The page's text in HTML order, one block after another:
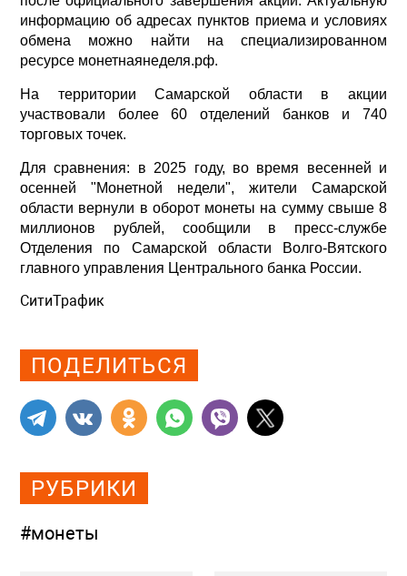
информацию об адресах пунктов приема и условиях
обмена можно найти на специализированном
ресурсе монетнаянеделя.рф.
На территории Самарской области в акции
участвовали более 60 отделений банков и 740
торговых точек.
Для сравнения: в 2025 году, во время весенней и
осенней "Монетной недели", жители Самарской
области вернули в оборот монеты на сумму свыше 8
миллионов рублей, сообщили в пресс-службе
Отделения по Самарской области Волго-Вятского
главного управления Центрального банка России.
СитиТрафик
ПОДЕЛИТЬСЯ
РУБРИКИ
#монеты